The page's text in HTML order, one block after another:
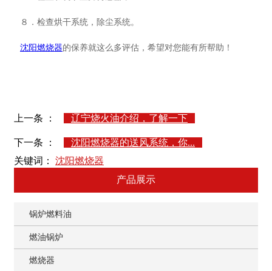
８．检查烘干系统，除尘系统。
沈阳燃烧器的保养就这么多评估，希望对您能有所帮助！
上一条 ： 辽宁烧火油介绍，了解一下
下一条 ：
沈阳燃烧器的送风系统，你...
关键词： 沈阳燃烧器
产品展示
锅炉燃料油
燃油锅炉
燃烧器